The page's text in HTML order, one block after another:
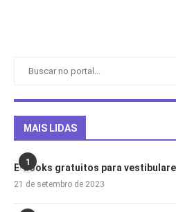
MAIS LIDAS
1
E-books gratuitos para
21 de setembro de 2023